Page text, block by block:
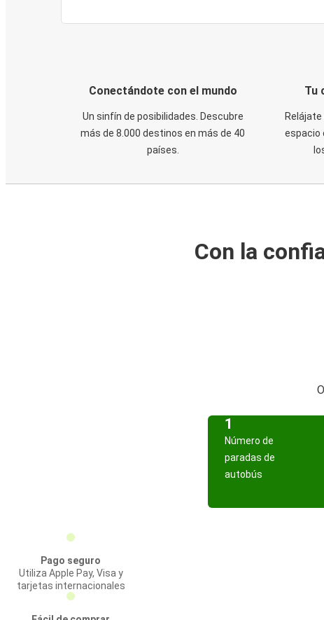
Conectándote con el mundo
Un sinfín de posibilidades. Descubre
más de 8.000 destinos en más de 40
países.
Tu
espacio
Con la
1
Número de
paradas de
autobús
Pago seguro
Utiliza Apple Pay, Visa y
tarjetas internacionales